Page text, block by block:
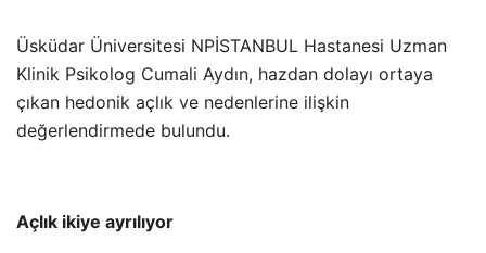
Üsküdar Üniversitesi NPİSTANBUL Hastanesi Uzman
Klinik Psikolog Cumali Aydın, hazdan dolayı ortaya
çıkan hedonik açlık ve nedenlerine ilişkin
değerlendirmede bulundu.
Açlık ikiye ayrılıyor